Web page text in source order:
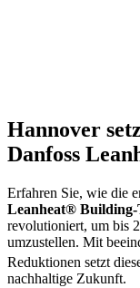
Hannover
Danfoss
Erfahren Sie, wie die
Leanheat® Building-
revolutioniert, um bis
umzustellen. Mit
Reduktionen setzt
nachhaltige Zukunft.